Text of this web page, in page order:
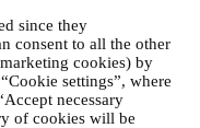
since they
consent to all the other
cookies) by
settings”, where
necessary
of cookies will be
analyse; in de meeste
aan de hand
of interacties met
berichten op sociale